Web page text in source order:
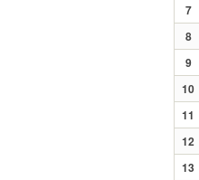
7
8
9
10
11
12
13